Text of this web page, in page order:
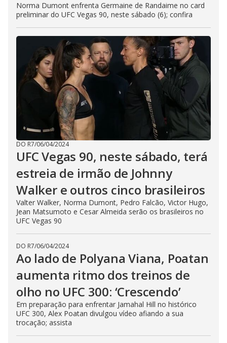
Norma Dumont enfrenta Germaine de Randaime no card
preliminar do UFC Vegas 90, neste sábado (6); confira
DO R7/06/04/2024
UFC Vegas 90, neste sábado, terá
estreia de irmão de Johnny
Walker e outros cinco brasileiros
Valter Walker, Norma Dumont, Pedro Falcão, Victor Hugo,
Jean Matsumoto e Cesar Almeida serão os brasileiros no
UFC Vegas 90
DO R7/06/04/2024
Ao lado de Polyana Viana, Poatan
aumenta ritmo dos treinos de
olho no UFC 300: ‘Crescendo’
Em preparação para enfrentar Jamahal Hill no histórico
UFC 300, Alex Poatan divulgou vídeo afiando a sua
trocação; assista